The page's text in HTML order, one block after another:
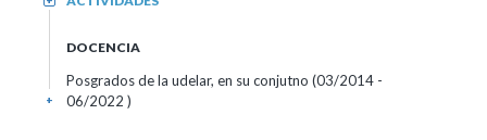
DOCENCIA
Posgrados de la udelar, en su conjutno (03/2014 -
06/2022 )
+